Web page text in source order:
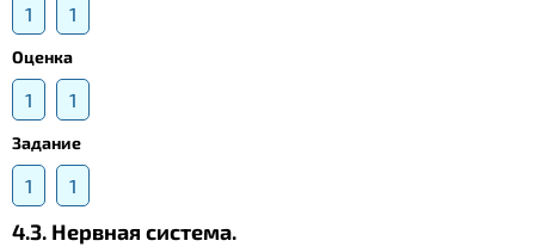
1 1
Оценка
1 1
Задание
1 1
4.3. Нервная система.